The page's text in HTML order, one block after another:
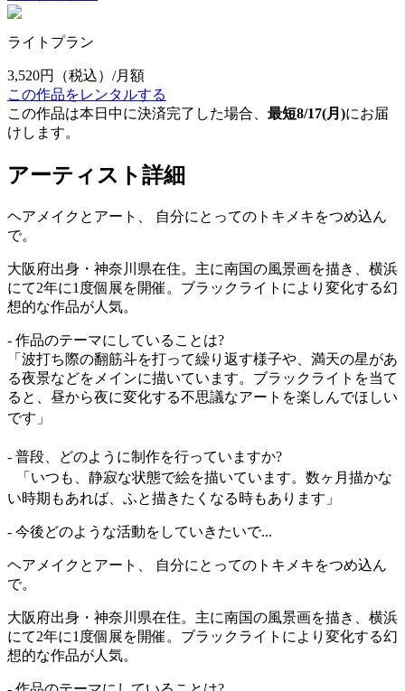
ライトプラン
3,520円
（税込）/月額
この作品をレンタルする
この作品は本日中に決済完了した場合、 最短8/17(月)にお届
けします。
アーティスト詳細
ヘアメイクとアート、 自分にとってのトキメキをつめ込ん
で。
大阪府出身・神奈川県在住。主に南国の風景画を描き、横浜
にて2年に1度個展を開催。ブラックライトにより変化する幻
想的な作品が人気。
- 作品のテーマにしていることは?
「波打ち際の翻筋斗を打って繰り返す様子や、満天の星があ
る夜景などをメインに描いています。ブラックライトを当て
ると、昼から夜に変化する不思議なアートを楽しんでほしい
です」
- 普段、どのように制作を行っていますか?
「いつも、静寂な状態で絵を描いています。数ヶ月描かな
い時期もあれば、ふと描きたくなる時もあります」
- 今後どのような活動をしていきたいで...
ヘアメイクとアート、 自分にとってのトキメキをつめ込ん
で。
大阪府出身・神奈川県在住。主に南国の風景画を描き、横浜
にて2年に1度個展を開催。ブラックライトにより変化する幻
想的な作品が人気。